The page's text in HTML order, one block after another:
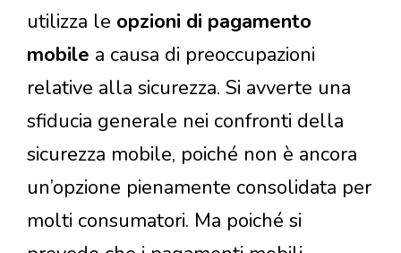
utilizza le opzioni di pagamento
mobile a causa di preoccupazioni
relative alla sicurezza. Si avverte una
sfiducia generale nei confronti della
sicurezza mobile, poiché non è ancora
un’opzione pienamente consolidata per
molti consumatori. Ma poiché si